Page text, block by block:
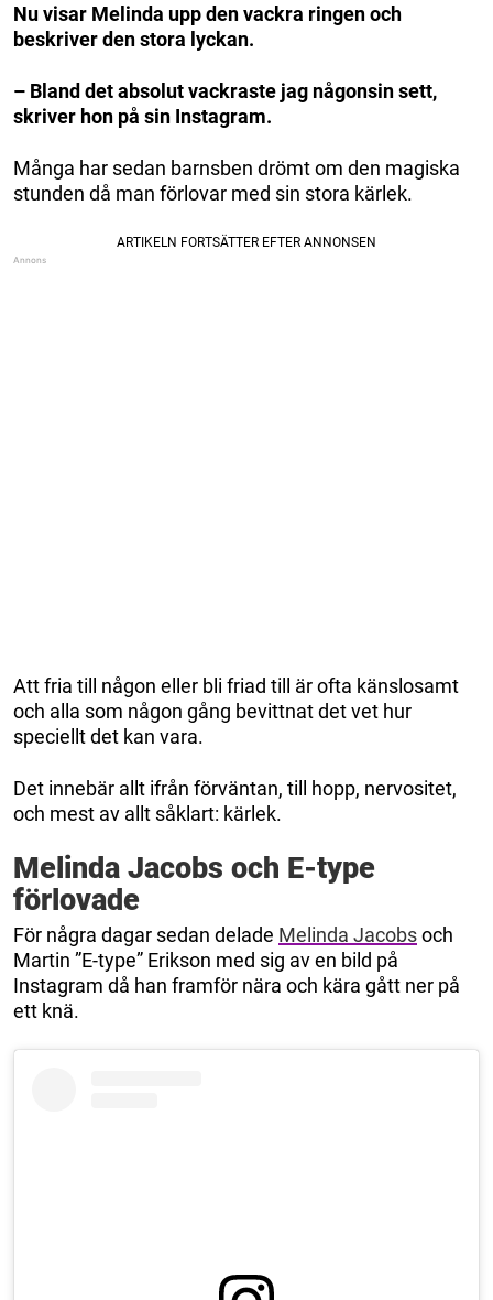
Nu visar Melinda upp den vackra ringen och
beskriver den stora lyckan.
– Bland det absolut vackraste jag någonsin sett,
skriver hon på sin Instagram.
Många har sedan barnsben drömt om den magiska
stunden då man förlovar med sin stora kärlek.
Att fria till någon eller bli friad till är ofta känslosamt
och alla som någon gång bevittnat det vet hur
speciellt det kan vara.
Det innebär allt ifrån förväntan, till hopp, nervositet,
och mest av allt såklart: kärlek.
Melinda Jacobs och E-type
förlovade
För några dagar sedan delade Melinda Jacobsoch
Martin ”E-type” Erikson med sig av en bild på
Instagram då han framför nära och kära gått ner på
ett knä.